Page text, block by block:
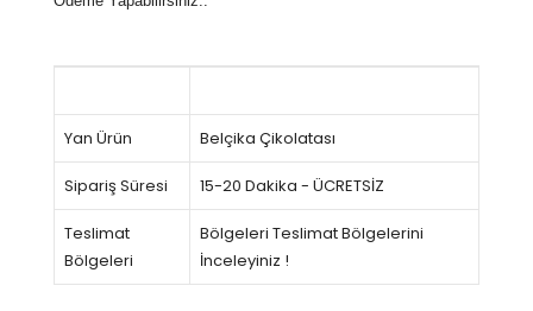
Yan Ürün Belçika Çikolatası
Sipariş Süresi 15-20 Dakika - ÜCRETSİZ
Teslimat
Bölgeleri
Bölgeleri Teslimat Bölgelerini
İnceleyiniz !